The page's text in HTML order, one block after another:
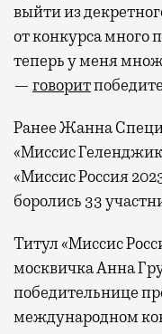
выйти из
от конкурса много
теперь у меня
— говорит
Ранее Жанна
«Миссис
«Миссис Россия
боролись 33
Титул «Миссис
москвичка Анна
победительнице
международном